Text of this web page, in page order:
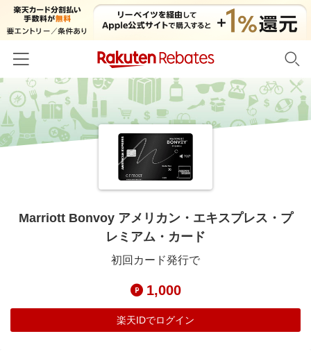
ホーム
カテゴリー一覧
ファッション・インナー・小物
家電・PC・スマホ・カメラ
リーベイツ注目ストア
初回購入者限定特典
対象ストア新規限定特典
友達紹介
楽天IDでログイン/会員登録
Marriott Bonvoy アメリカン・エキスプレス・プ
レミアム・カード
初回カード発行で
1,000
楽天IDでログイン